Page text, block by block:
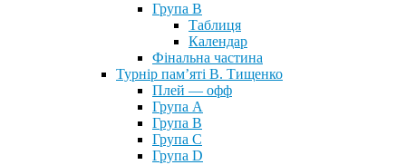
Група В
Таблиця
Календар
Фінальна частина
Турнір пам’яті В. Тищенко
Плей — офф
Група А
Група B
Група С
Група D